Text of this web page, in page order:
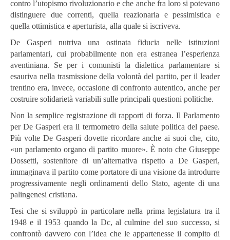
contro l’utopismo rivoluzionario e che anche fra loro si potevano
distinguere due correnti, quella reazionaria e pessimistica e
quella ottimistica e aperturista, alla quale si iscriveva.
De Gasperi nutriva una ostinata fiducia nelle istituzioni
parlamentari, cui probabilmente non era estranea l’esperienza
aventiniana. Se per i comunisti la dialettica parlamentare si
esauriva nella trasmissione della volontà del partito, per il leader
trentino era, invece, occasione di confronto autentico, anche per
costruire solidarietà variabili sulle principali questioni politiche.
Non la semplice registrazione di rapporti di forza. Il Parlamento
per De Gasperi era il termometro della salute politica del paese.
Più volte De Gasperi dovette ricordare anche ai suoi che, cito,
«un parlamento organo di partito muore». È noto che Giuseppe
Dossetti, sostenitore di un’alternativa rispetto a De Gasperi,
immaginava il partito come portatore di una visione da introdurre
progressivamente negli ordinamenti dello Stato, agente di una
palingenesi cristiana.
Tesi che si sviluppò in particolare nella prima legislatura tra il
1948 e il 1953 quando la Dc, al culmine del suo successo, si
confrontò davvero con l’idea che le appartenesse il compito di